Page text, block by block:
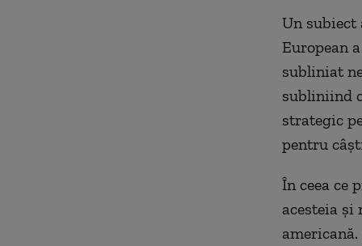
Un
European
subliniat
subliniind
strategic
pentru
În ceea ce
acesteia și